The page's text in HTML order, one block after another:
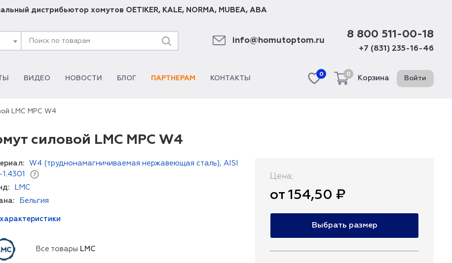
дистрибьютор хомутов OETIKER, KALE, NORMA, MUBEA, ABA
info@homutoptom.ru
8 800 511-00-18
+7 (831) 235-16-46
ВИДЕО НОВОСТИ БЛОГ ПАРТНЕРАМ КОНТАКТЫ
0 0
Корзина Войти
LMC MPC W4
силовой LMC MPC W4
W4 (труднонамагничиваемая нержавеющая сталь), AISI
LMC
Бельгия
Все товары LMC
Цена:
от 154,50 ₽
Выбрать размер